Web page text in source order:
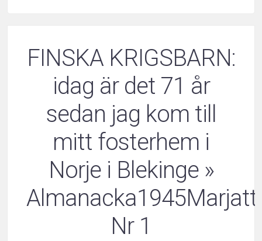
FINSKA KRIGSBARN:
idag är det 71 år
sedan jag kom till
mitt fosterhem i
Norje i Blekinge»
Nr 1